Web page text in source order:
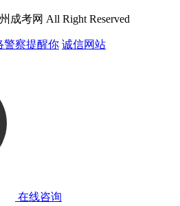
成考网 All Right Reserved
警察提醒你 诚信网站
在线咨询